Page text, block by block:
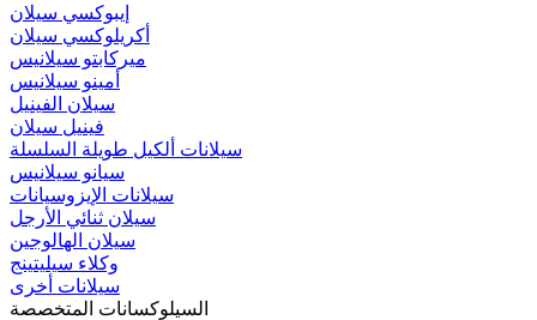
إيبوكسي سيلان
أكريلوكسي سيلان
ميركابتو سيلانيس
أمينو سيلانيس
سيلان الفينيل
فينيل سيلان
سيلانات ألكيل طويلة السلسلة
سيانو سيلانيس
سيلانات الإيزوسيانات
سيلان ثنائي الأرجل
سيلان الهالوجين
وكلاء سيليتينج
سيلانات أخرى
السيلوكسانات المتخصصة